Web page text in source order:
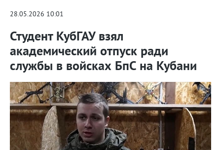
28.05.2026 10:01
Студент КубГАУ взял
академический отпуск ради
службы в войсках БпС на Кубани